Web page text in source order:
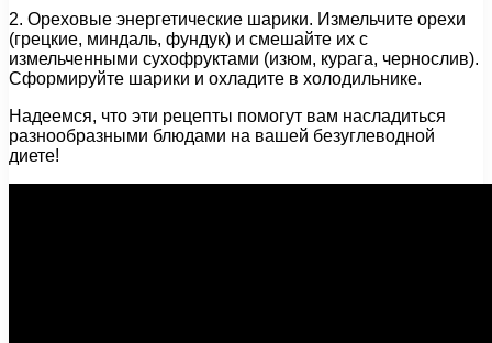
2. Ореховые энергетические шарики. Измельчите орехи
(грецкие, миндаль, фундук) и смешайте их с
измельченными сухофруктами (изюм, курага, чернослив).
Сформируйте шарики и охладите в холодильнике.
Надеемся, что эти рецепты помогут вам насладиться
разнообразными блюдами на вашей безуглеводной
диете!